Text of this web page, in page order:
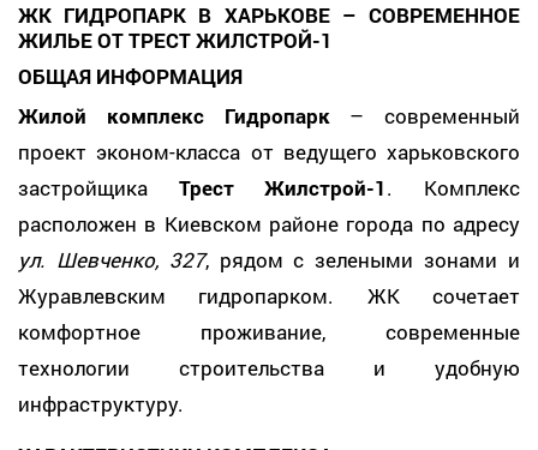
ЖК ГИДРОПАРК В ХАРЬКОВЕ – СОВРЕМЕННОЕ
ЖИЛЬЕ ОТ ТРЕСТ ЖИЛСТРОЙ-1
ОБЩАЯ ИНФОРМАЦИЯ
Жилой комплекс Гидропарк– современный
проект эконом-класса от ведущего харьковского
застройщика Трест Жилстрой-1. Комплекс
расположен в Киевском районе города по адресу
ул. Шевченко, 327, рядом с зелеными зонами и
Журавлевским гидропарком. ЖК сочетает
комфортное проживание, современные
технологии строительства и удобную
инфраструктуру.